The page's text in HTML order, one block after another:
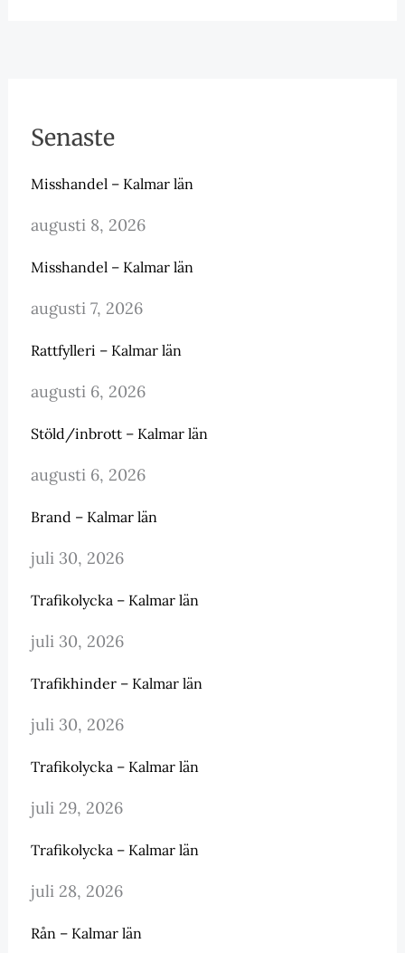
Senaste
Misshandel – Kalmar län
augusti 8, 2026
Misshandel – Kalmar län
augusti 7, 2026
Rattfylleri – Kalmar län
augusti 6, 2026
Stöld/inbrott – Kalmar län
augusti 6, 2026
Brand – Kalmar län
juli 30, 2026
Trafikolycka – Kalmar län
juli 30, 2026
Trafikhinder – Kalmar län
juli 30, 2026
Trafikolycka – Kalmar län
juli 29, 2026
Trafikolycka – Kalmar län
juli 28, 2026
Rån – Kalmar län